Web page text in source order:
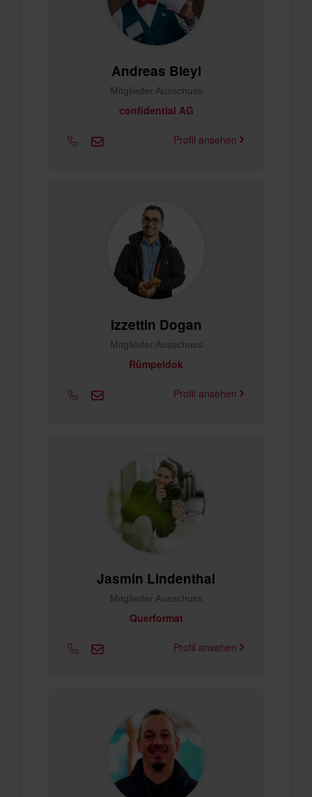
Andreas Bleyl
Mitglieder Ausschuss
confidential AG
Profil ansehen
Izzettin Dogan
Mitglieder Ausschuss
Rümpeldok
Profil ansehen
Jasmin Lindenthal
Mitglieder Ausschuss
Querformat
Profil ansehen